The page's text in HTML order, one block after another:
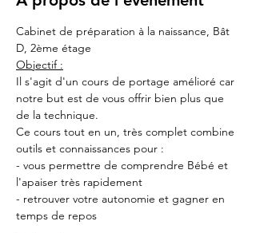
Cabinet de préparation à la naissance, Bât
D, 2ème étage
Objectif :
Il s'agit d'un cours de portage amélioré car
notre but est de vous offrir bien plus que
de la technique.
Ce cours tout en un, très complet combine
outils et connaissances pour :
- vous permettre de comprendre Bébé et
l'apaiser très rapidement
- retrouver votre autonomie et gagner en
temps de repos